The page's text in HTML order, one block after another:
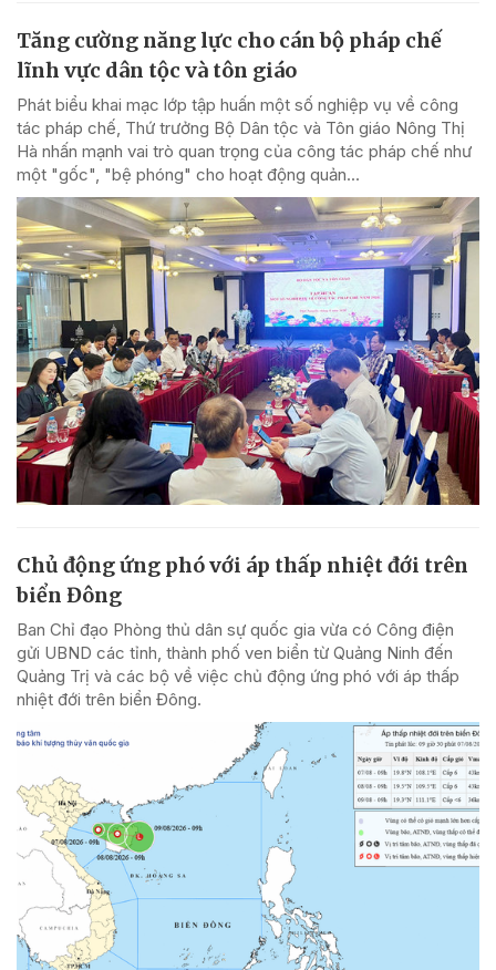
Tăng cường năng lực cho cán bộ pháp chế
lĩnh vực dân tộc và tôn giáo
Phát biểu khai mạc lớp tập huấn một số nghiệp vụ về công
tác pháp chế, Thứ trưởng Bộ Dân tộc và Tôn giáo Nông Thị
Hà nhấn mạnh vai trò quan trọng của công tác pháp chế như
một "gốc", "bệ phóng" cho hoạt động quản...
Chủ động ứng phó với áp thấp nhiệt đới trên
biển Đông
Ban Chỉ đạo Phòng thủ dân sự quốc gia vừa có Công điện
gửi UBND các tỉnh, thành phố ven biển từ Quảng Ninh đến
Quảng Trị và các bộ về việc chủ động ứng phó với áp thấp
nhiệt đới trên biển Đông.